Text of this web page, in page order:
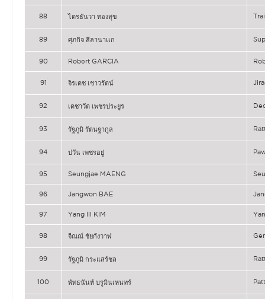
88 ไตรธันวา ทองสุข
89 ศุภกิจ สีลานาเเก
90 Robert GARCIA
91 จิรเดช เชาวรัตน์
92 เดชาวัต เพชรประยูร
93 รัฐภูมิ รัตนฐากูล
94 ปวัน เพชรอยู่
95 Seungjae MAENG
96 Jangwon BAE
97 Yang Ill KIM
98 จีณณ์ ชัยกังวาฬ
99 รัฐภูมิ กระแสร์ชล
100 พัทธนันท์ บรูมินเหนทร์